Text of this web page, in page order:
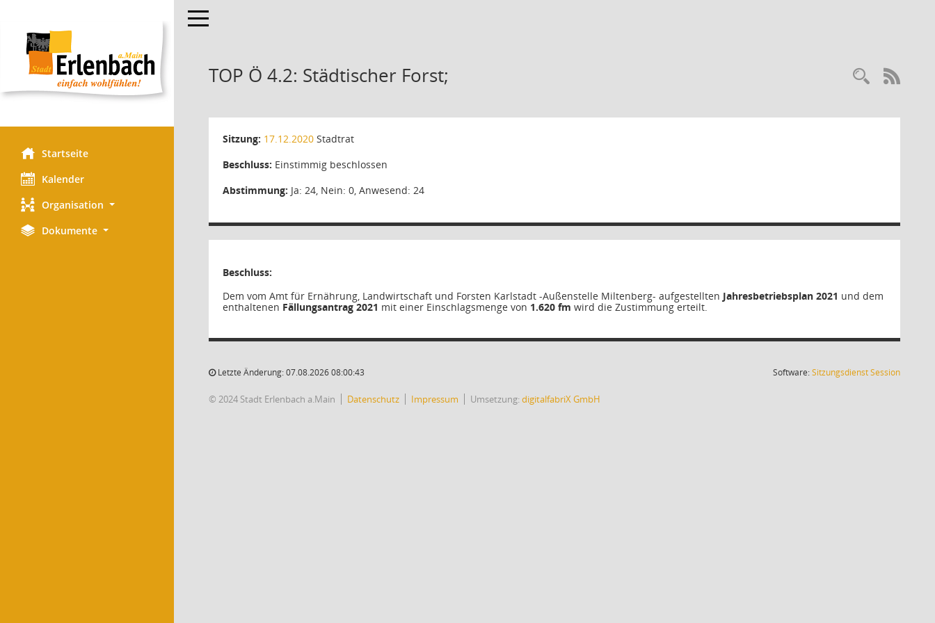
Startseite
Kalender
Organisation
Dokumente
Toggle navigation
TOP Ö 4.2: Städtischer Forst;
Sitzung: 17.12.2020 Stadtrat
Beschluss: Einstimmig beschlossen
Abstimmung: Ja: 24, Nein: 0, Anwesend: 24
Beschluss:
Dem vom Amt für Ernährung, Landwirtschaft und Forsten Karlstadt -Außenstelle Miltenberg- aufgestellten Jahresbetriebsplan 2021 und dem
enthaltenen Fällungsantrag 2021 mit einer Einschlagsmenge von 1.620 fm wird die Zustimmung erteilt.
Letzte Änderung: 07.08.2026 08:00:43 Software:SitzungsdienstSession(Wird in
© 2024 Stadt Erlenbach a.Main Datenschutz Impressum Umsetzung:digitalfabriX GmbH